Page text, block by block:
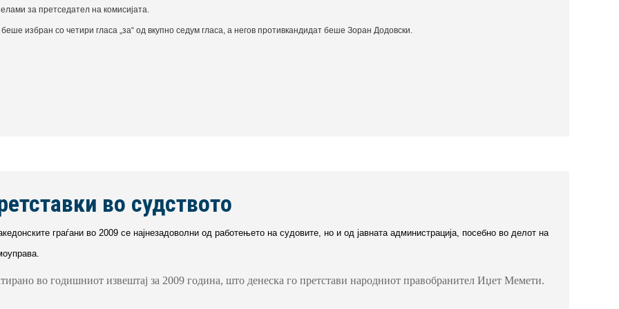
за претседател на комисијата.
избран со четири гласа „за“ од вкупно седум гласа, а негов противкандидат беше Зоран Додовски.
во судството
граѓани во 2009 се најнезадоволни од работењето на судовите, но и од јавната администрација, посебно во делот на
во годишниот извештај за 2009 година, што денеска го претстави народниот правобранител Иџет Мемети.